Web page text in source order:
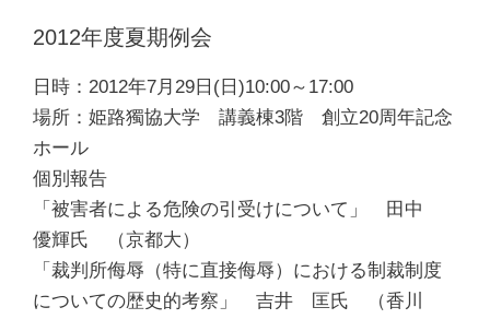
2012年度夏期例会
日時：2012年7月29日(日)10:00～17:00
場所：姫路獨協大学 講義棟3階 創立20周年記念
ホール
個別報告
「被害者による危険の引受けについて」 田中
優輝氏 （京都大）
「裁判所侮辱（特に直接侮辱）における制裁制度
についての歴史的考察」 吉井 匡氏 （香川